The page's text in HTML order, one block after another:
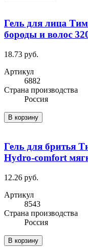
Гель для лица
бороды и волос
18.73 руб.
Артикул
6882
Cтрана производства
Россия
В корзину
Гель для бритья
Hydro-comfort
12.26 руб.
Артикул
8543
Cтрана производства
Россия
В корзину